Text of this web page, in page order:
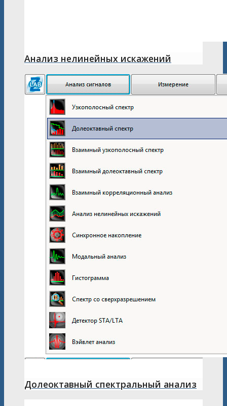
Анализ нелинейных искажений
Долеоктавный спектральный анализ